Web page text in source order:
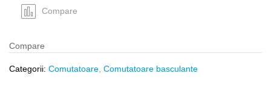
Compare
Compare
Categorii: Comutatoare Comutatoare basculante